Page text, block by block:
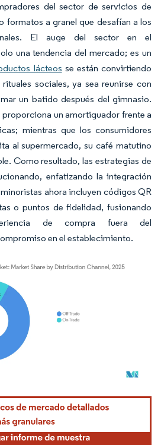
del sector de servicios de
formatos a granel que desafían a los
El auge del sector en el
una tendencia del mercado; es un
lácteos se están convirtiendo
sociales, ya sea reunirse con
un batido después del gimnasio.
un amortiguador frente a
mientras que los consumidores
al supermercado, su café matutino
Como resultado, las estrategias de
enfatizando la integración
ahora incluyen códigos QR
o puntos de fidelidad, fusionando
de compra fuera del
en el establecimiento.
uso requiere atribución según CC BY 4.0.